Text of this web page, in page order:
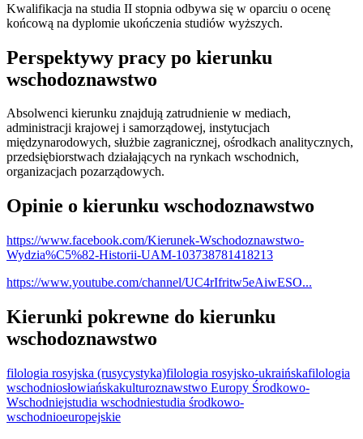
Kwalifikacja na studia II stopnia odbywa się w oparciu o ocenę
końcową na dyplomie ukończenia studiów wyższych.
Perspektywy pracy po kierunku
wschodoznawstwo
Absolwenci kierunku znajdują zatrudnienie w mediach,
administracji krajowej i samorządowej, instytucjach
międzynarodowych, służbie zagranicznej, ośrodkach analitycznych,
przedsiębiorstwach działających na rynkach wschodnich,
organizacjach pozarządowych.
Opinie o kierunku wschodoznawstwo
https://www.facebook.com/Kierunek-Wschodoznawstwo-
Wydzia%C5%82-Historii-UAM-103738781418213
https://www.youtube.com/channel/UC4rIfritw5eAiwESO...
Kierunki pokrewne do kierunku
wschodoznawstwo
filologia rosyjska (rusycystyka)filologia rosyjsko-ukraińskafilologia
wschodniosłowiańskakulturoznawstwo Europy Środkowo-
Wschodniejstudia wschodniestudia środkowo-
wschodnioeuropejskie